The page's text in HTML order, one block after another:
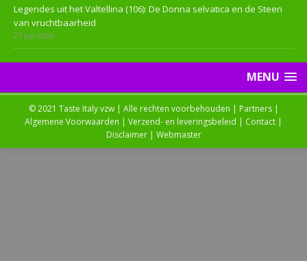
Legendes uit het Valtellina (106): De Donna selvatica en de Steen
van vruchtbaarheid
27 juli 2026
MENU
© 2021 Taste Italy vzw | Alle rechten voorbehouden | Partners|
Algemene Voorwaarden | Verzend- en leveringsbeleid | Contact |
Disclaimer| Webmaster